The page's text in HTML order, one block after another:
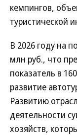
кемпингов,
туристической
В 2026 году на
млн руб., что
показатель в
развитие
Развитию
деятельности
хозяйств,